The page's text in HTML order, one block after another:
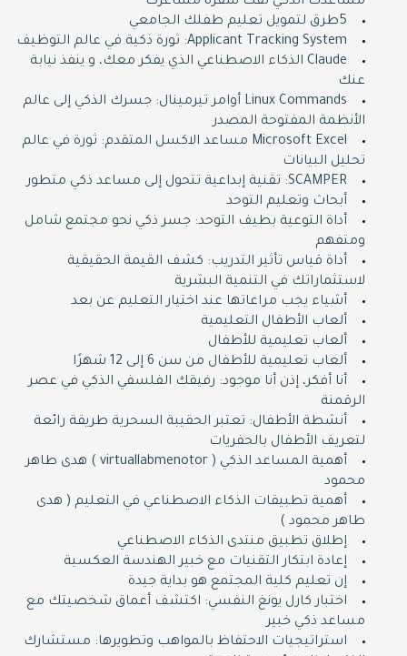
5طرق لتمويل تعليم طفلك الجامعي
Applicant Tracking System: ثورة ذكية في عالم التوظيف
Claude الذكاء الاصطناعي الذي يفكر معك، و ينفذ نيابة
عنك
Linux Commands أوامر تيرمينال: جسرك الذكي إلى عالم
الأنظمة المفتوحة المصدر
Microsoft Excel مساعد الاكسل المتقدم: ثورة في عالم
تحليل البيانات
SCAMPER: تقنية إبداعية تتحول إلى مساعد ذكي متطور
أبحاث وتعليم التوحد
أداة التوعية بطيف التوحد: جسر ذكي نحو مجتمع شامل
ومتفهم
أداة قياس تأثير التدريب: كشف القيمة الحقيقية
لاستثماراتك في التنمية البشرية
أشياء يجب مراعاتها عند اختيار التعليم عن بعد
ألعاب الأطفال التعليمية
ألعاب تعليمية للأطفال
ألعاب تعليمية للأطفال من سن 6 إلى 12 شهرًا
أنا أفكر، إذن أنا موجود: رفيقك الفلسفي الذكي في عصر
الرقمنة
أنشطة الأطفال: تعتبر الحقيبة السحرية طريقة رائعة
لتعريف الأطفال بالحفريات
أهمية المساعد الذكي ( virtuallabmenotor ) هدى طاهر
محمود
أهمية تطبيقات الذكاء الاصطناعي في التعليم ( هدى
طاهر محمود )
إطلاق تطبيق منتدى الذكاء الاصطناعي
إعادة ابتكار التقنيات مع خبير الهندسة العكسية
إن تعليم كلية المجتمع هو بداية جيدة
اختبار كارل يونغ النفسي: اكتشف أعماق شخصيتك مع
مساعد ذكي خبير
استراتيجيات الاحتفاظ بالمواهب وتطويرها: مستشارك